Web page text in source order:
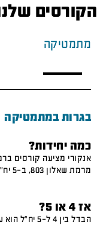
הקורסים
מתמטיקה
בגרות במתמטיקה
כמה יחידות?
מרמת שאלון 803, ב-5 יח"ל נתחיל מרמת שאלון 805.
אז 4 או 5?
הבדל בין 4